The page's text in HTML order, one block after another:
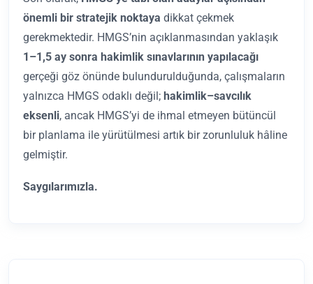
önemli bir stratejik noktaya dikkat çekmek
gerekmektedir. HMGS’nin açıklanmasından yaklaşık
1–1,5 ay sonra hakimlik sınavlarının yapılacağı
gerçeği göz önünde bulundurulduğunda, çalışmaların
yalnızca HMGS odaklı değil; hakimlik–savcılık
eksenli, ancak HMGS’yi de ihmal etmeyen bütüncül
bir planlama ile yürütülmesi artık bir zorunluluk hâline
gelmiştir.
Saygılarımızla.